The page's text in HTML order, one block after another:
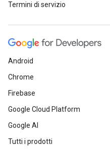
Termini di servizio
Android
Chrome
Firebase
Google Cloud Platform
Google AI
Tutti i prodotti